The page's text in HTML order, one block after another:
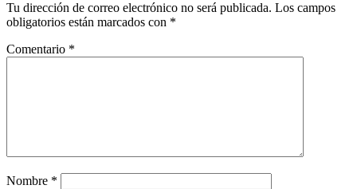
Tu dirección de correo electrónico no será publicada. Los campos
obligatorios están marcados con *
Comentario *
Nombre *